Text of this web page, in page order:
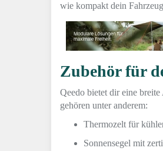
wie kompakt dein
Zubehör für
Qeedo bietet dir eine
gehören unter anderem:
Thermozelt für
Sonnensegel mit